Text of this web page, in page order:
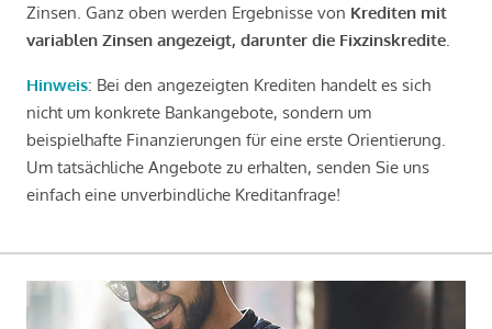
Zinsen. Ganz oben werden Ergebnisse von Krediten mit
variablen Zinsen angezeigt, darunter die Fixzinskredite
Hinweis: Bei den angezeigten Krediten handelt es sich
nicht um konkrete Bankangebote, sondern um
beispielhafte Finanzierungen für eine erste Orientierung.
Um tatsächliche Angebote zu erhalten, senden Sie uns
einfach eine unverbindliche Kreditanfrage!